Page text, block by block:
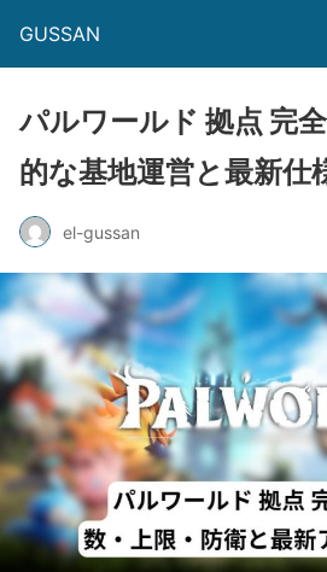
GUSSAN
パルワールド 拠点 完
的な基地運営と最新仕
el-gussan